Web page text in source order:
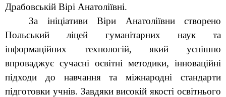
Драбовській Вірі Анатоліївні.
За ініціативи Віри Анатоліївни створено
Польський ліцей гуманітарних наук та
інформаційних технологій, який успішно
впроваджує сучасні освітні методики, інноваційні
підходи до навчання та міжнародні стандарти
підготовки учнів. Завдяки високій якості освітнього